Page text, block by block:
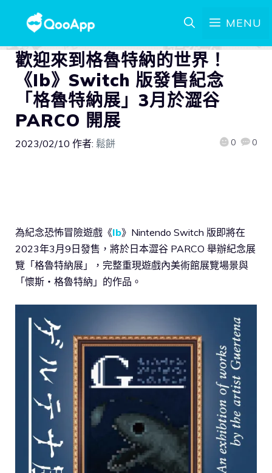
MENU
歡迎來到格魯特納的世界！
《Ib》Switch 版發售紀念
「格魯特納展」3月於澀谷
PARCO 開展
2023/02/10 作者: 鬆餅 0 0
為紀念恐怖冒險遊戲《Ib》Nintendo Switch 版即將在
2023年3月9日發售，將於日本澀谷 PARCO 舉辦紀念展
覽「格魯特納展」，完整重現遊戲內美術館展覽場景與
「懷斯・格魯特納」的作品。